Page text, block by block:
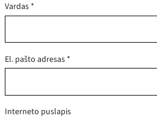
Vardas *
El. pašto adresas *
Interneto puslapis